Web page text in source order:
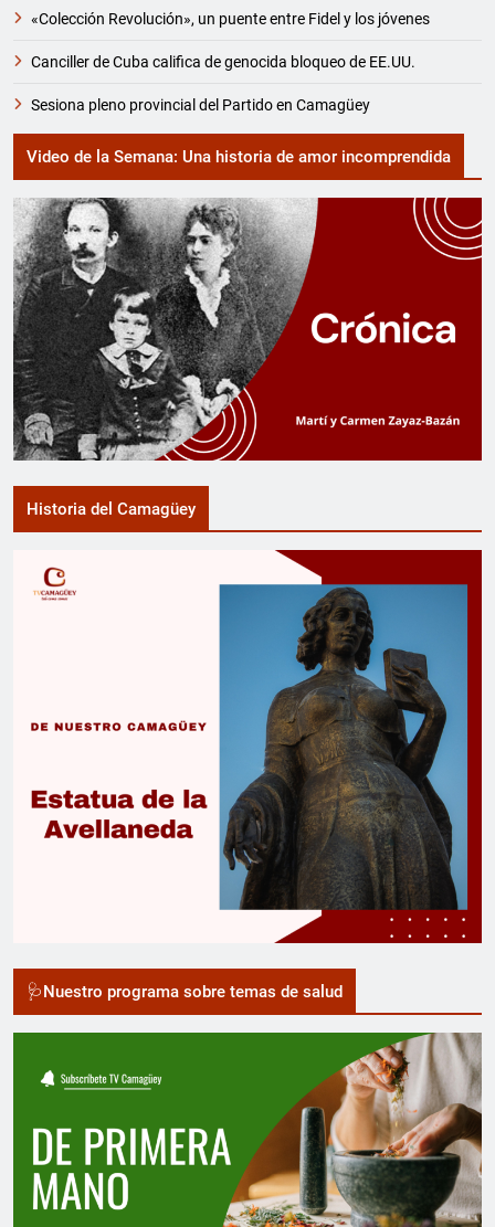
«Colección Revolución», un puente entre Fidel y los jóvenes
Canciller de Cuba califica de genocida bloqueo de EE.UU.
Sesiona pleno provincial del Partido en Camagüey
Video de la Semana: Una historia de amor incomprendida
Historia del Camagüey
🩺Nuestro programa sobre temas de salud